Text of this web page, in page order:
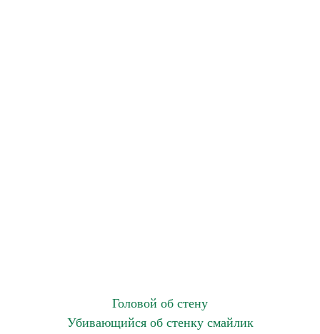
Головой об стену
Убивающийся об стенку смайлик